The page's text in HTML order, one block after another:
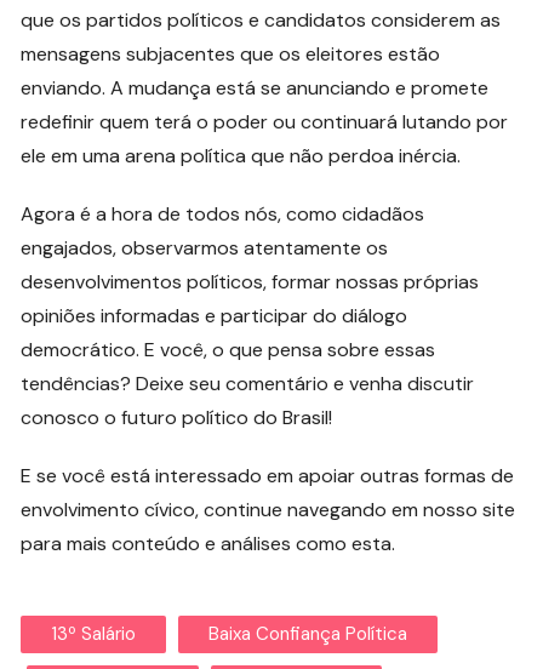
que os partidos políticos e candidatos considerem as
mensagens subjacentes que os eleitores estão
enviando. A mudança está se anunciando e promete
redefinir quem terá o poder ou continuará lutando por
ele em uma arena política que não perdoa inércia.
Agora é a hora de todos nós, como cidadãos
engajados, observarmos atentamente os
desenvolvimentos políticos, formar nossas próprias
opiniões informadas e participar do diálogo
democrático. E você, o que pensa sobre essas
tendências? Deixe seu comentário e venha discutir
conosco o futuro político do Brasil!
E se você está interessado em apoiar outras formas de
envolvimento cívico, continue navegando em nosso site
para mais conteúdo e análises como esta.
13º Salário Baixa Confiança Política